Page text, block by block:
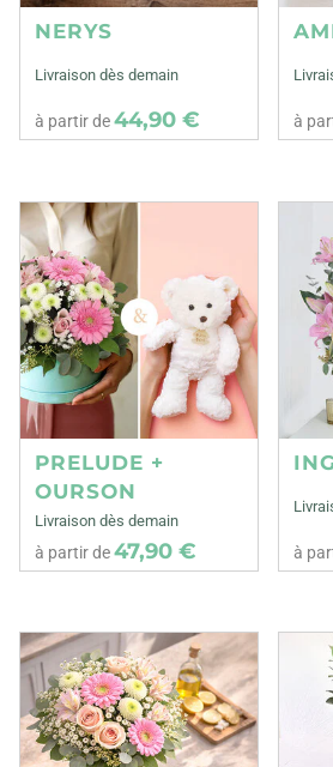
NERYS
Livraison dès demain
à partir de44,90 € à
PRELUDE +
OURSON
Livraison dès demain
à partir de47,90 € à